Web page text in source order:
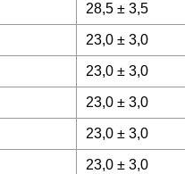
28,5 ± 3,5
23,0 ± 3,0
23,0 ± 3,0
23,0 ± 3,0
23,0 ± 3,0
23,0 ± 3,0